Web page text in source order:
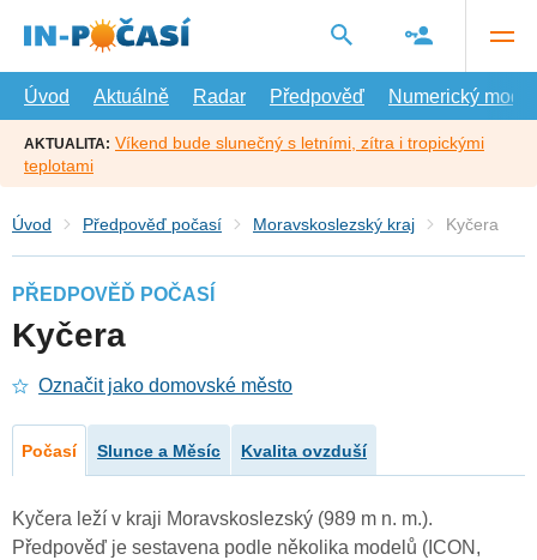
hlavní
Úvod
Aktuálně Radar Předpověď Numerický model
AKTUALITA: Víkend bude slunečný s letními, zítra i tropickými
teplotami
Úvod Předpověď počasí Moravskoslezský kraj Kyčera
PŘEDPOVĚĎ POČASÍ
Kyčera
Označit jako domovské město
Počasí Slunce a Měsíc Kvalita ovzduší
Kyčera leží v kraji Moravskoslezský (989 m n. m.).
Předpověď je sestavena podle několika modelů (ICON,